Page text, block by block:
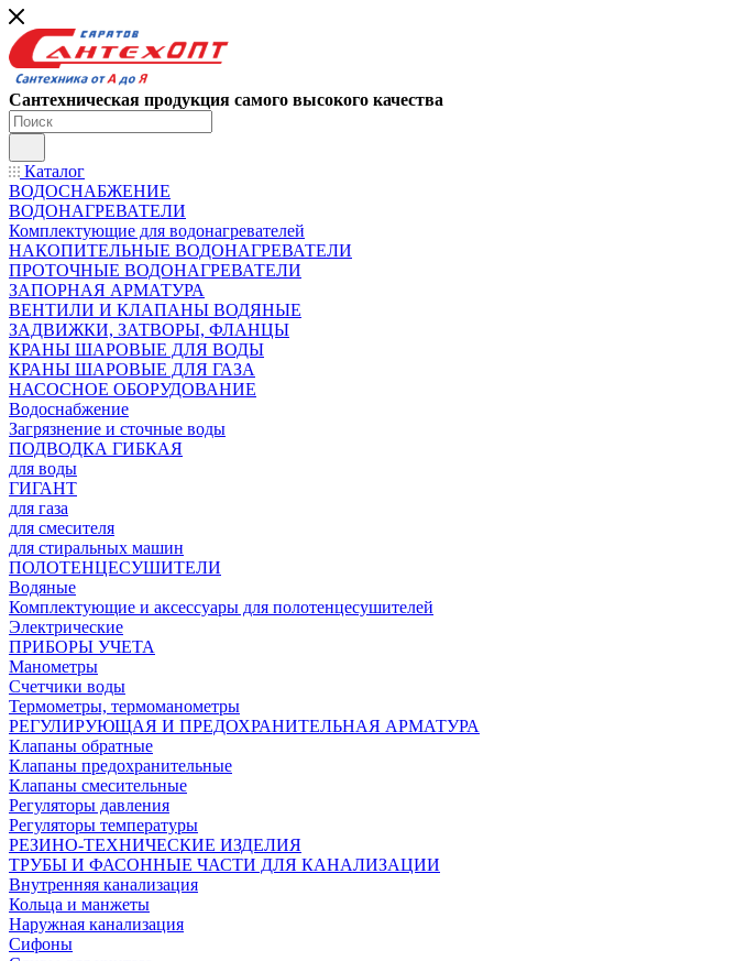
Сантехническая продукция самого высокого качества
Каталог
ВОДОСНАБЖЕНИЕ
ВОДОНАГРЕВАТЕЛИ
Комплектующие для водонагревателей
НАКОПИТЕЛЬНЫЕ ВОДОНАГРЕВАТЕЛИ
ПРОТОЧНЫЕ ВОДОНАГРЕВАТЕЛИ
ЗАПОРНАЯ АРМАТУРА
ВЕНТИЛИ И КЛАПАНЫ ВОДЯНЫЕ
ЗАДВИЖКИ, ЗАТВОРЫ, ФЛАНЦЫ
КРАНЫ ШАРОВЫЕ ДЛЯ ВОДЫ
КРАНЫ ШАРОВЫЕ ДЛЯ ГАЗА
НАСОСНОЕ ОБОРУДОВАНИЕ
Водоснабжение
Загрязнение и сточные воды
ПОДВОДКА ГИБКАЯ
для воды
ГИГАНТ
для газа
для смесителя
для стиральных машин
ПОЛОТЕНЦЕСУШИТЕЛИ
Водяные
Комплектующие и аксессуары для полотенцесушителей
Электрические
ПРИБОРЫ УЧЕТА
Манометры
Счетчики воды
Термометры, термоманометры
РЕГУЛИРУЮЩАЯ И ПРЕДОХРАНИТЕЛЬНАЯ АРМАТУРА
Клапаны обратные
Клапаны предохранительные
Клапаны смесительные
Регуляторы давления
Регуляторы температуры
РЕЗИНО-ТЕХНИЧЕСКИЕ ИЗДЕЛИЯ
ТРУБЫ И ФАСОННЫЕ ЧАСТИ ДЛЯ КАНАЛИЗАЦИИ
Внутренняя канализация
Кольца и манжеты
Наружная канализация
Сифоны